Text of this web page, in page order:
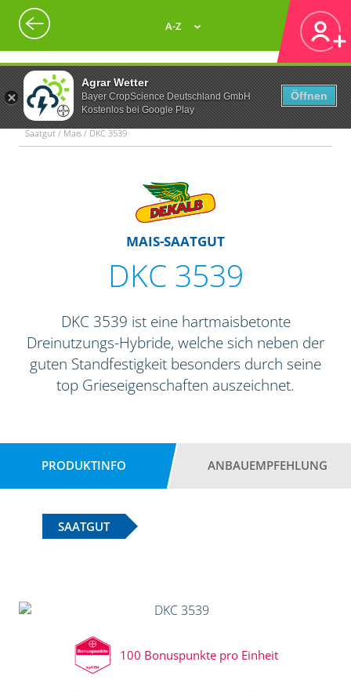
Agrar Wetter
Bayer CropScience Deutschland GmbH
Kostenlos bei Google Play
Öffnen
A-Z
Saatgut / Mais / DKC 3539
MAIS-SAATGUT
DKC 3539
DKC 3539 ist eine hartmaisbetonte
Dreinutzungs-Hybride, welche sich neben der
guten Standfestigkeit besonders durch seine
top Grieseigenschaften auszeichnet.
PRODUKTINFO ANBAUEMPFEHLUNG
SAATGUT
100 Bonuspunkte pro Einheit